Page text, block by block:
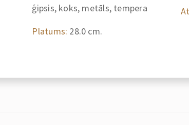
ģipsis, koks, metāls, tempera
Platums: 28.0 cm.